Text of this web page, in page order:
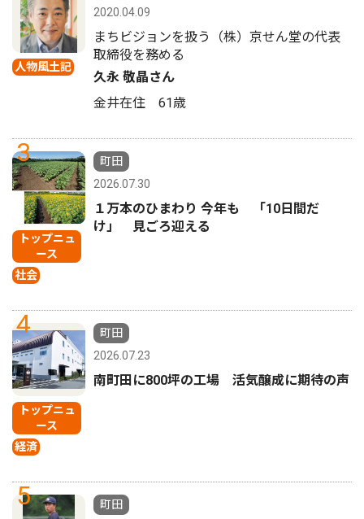
人物風土記
2020.04.09
まちビジョンを扱う（株）京せん堂の代表
取締役を務める
久永 敬晶さん
金井在住 61歳
3
トップニュ
ース
社会
町田
2026.07.30
１万本のひまわり 今年も 「10日間だ
け」 見ごろ迎える
4
トップニュ
ース
経済
町田
2026.07.23
南町田に800坪の工場 活気醸成に期待の声
5
町田